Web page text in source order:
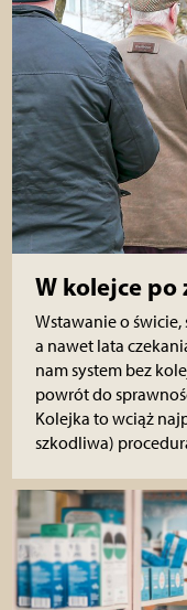
W kolejce po
Wstawanie o
a nawet lata
nam system bez
powrót do
Kolejka to wciąż
szkodliwa)